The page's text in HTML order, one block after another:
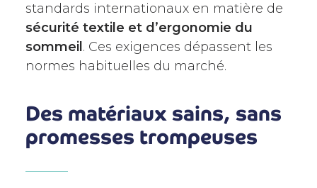
standards internationaux en matière de
sécurité textile et d’ergonomie du
sommeil. Ces exigences dépassent les
normes habituelles du marché.
Des matériaux sains, sans
promesses trompeuses